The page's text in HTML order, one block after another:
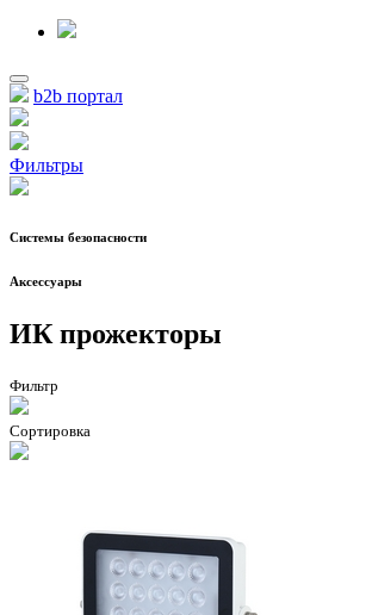
b2b портал
Фильтры
Системы безопасности
Аксессуары
ИК прожекторы
Фильтр
Сортировка